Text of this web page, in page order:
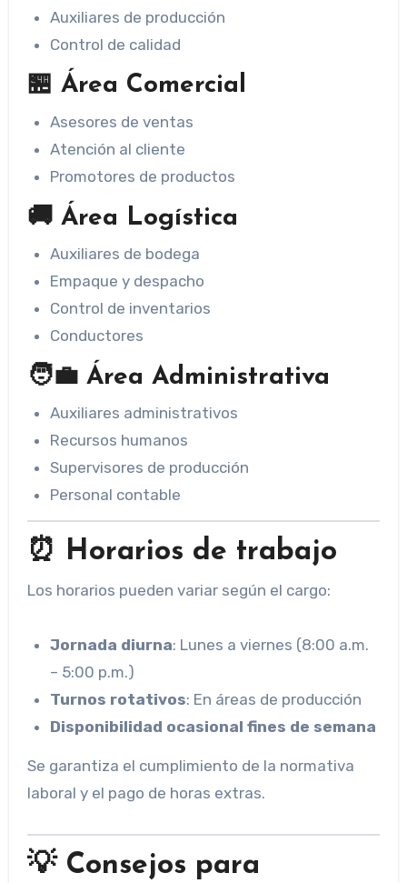
Auxiliares de producción
Control de calidad
🏪 Área Comercial
Asesores de ventas
Atención al cliente
Promotores de productos
🚚 Área Logística
Auxiliares de bodega
Empaque y despacho
Control de inventarios
Conductores
🧑‍💼 Área Administrativa
Auxiliares administrativos
Recursos humanos
Supervisores de producción
Personal contable
⏰ Horarios de trabajo
Los horarios pueden variar según el cargo:
Jornada diurna: Lunes a viernes (8:00 a.m.
– 5:00 p.m.)
Turnos rotativos: En áreas de producción
Disponibilidad ocasional fines de semana
Se garantiza el cumplimiento de la normativa
laboral y el pago de horas extras.
💡 Consejos para